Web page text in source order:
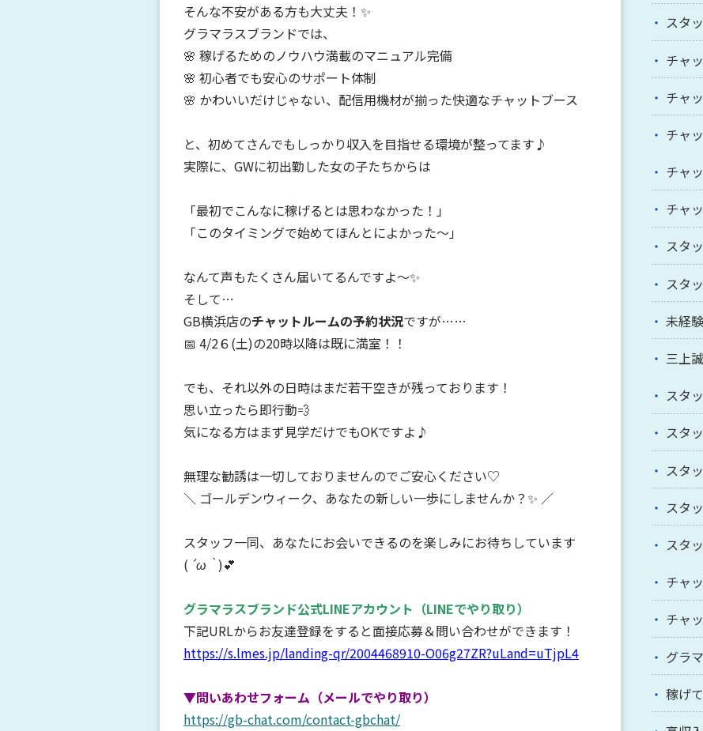
そんな不安がある方も大丈夫！✨
グラマラスブランドでは、
🌸 稼げるためのノウハウ満載のマニュアル完備
🌸 初心者でも安心のサポート体制
🌸 かわいいだけじゃない、配信用機材が揃った快適なチャットブース
と、初めてさんでもしっかり収入を目指せる環境が整ってます♪
実際に、GWに初出勤した女の子たちからは
「最初でこんなに稼げるとは思わなかった！」
「このタイミングで始めてほんとによかった～」
なんて声もたくさん届いてるんですよ～✨
そして…
GB横浜店のチャットルームの予約状況ですが……
📅 4/2６(土)の20時以降は既に満室！！
でも、それ以外の日時はまだ若干空きが残っております！
思い立ったら即行動💨
気になる方はまず見学だけでもOKですよ♪
無理な勧誘は一切しておりませんのでご安心ください♡
＼ ゴールデンウィーク、あなたの新しい一歩にしませんか？✨ ／
スタッフ一同、あなたにお会いできるのを楽しみにお待ちしています
( ´ω｀)💕
グラマラスブランド公式LINEアカウント （LINEでやり取り）
下記URLからお友達登録をすると面接応募＆問い合わせができます！
https://s.lmes.jp/landing-qr/2004468910-O06g27ZR?uLand=uTjpL4
▼問いあわせフォーム（メールでやり取り）
https://gb-chat.com/contact-gbchat/
スタ
チャ
チャ
チャ
チャ
チャ
スタ
スタ
未経
三上
スタ
スタ
スタ
スタ
スタ
チャ
チャ
グラ
稼げ